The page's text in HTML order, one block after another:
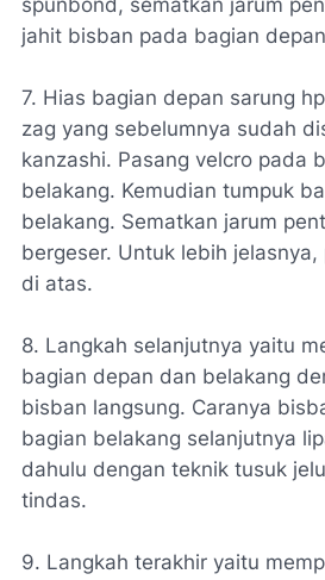
spunbond, sematkan jarum
jahit bisban pada bagian
7. Hias bagian depan sarung
zag yang sebelumnya sudah
kanzashi. Pasang velcro pada
belakang. Kemudian tumpuk
belakang. Sematkan jarum
bergeser. Untuk lebih
di atas.
8. Langkah selanjutnya yaitu
bagian depan dan belakang
bisban langsung. Caranya
bagian belakang selanjutnya
dahulu dengan teknik tusuk
tindas.
9. Langkah terakhir yaitu